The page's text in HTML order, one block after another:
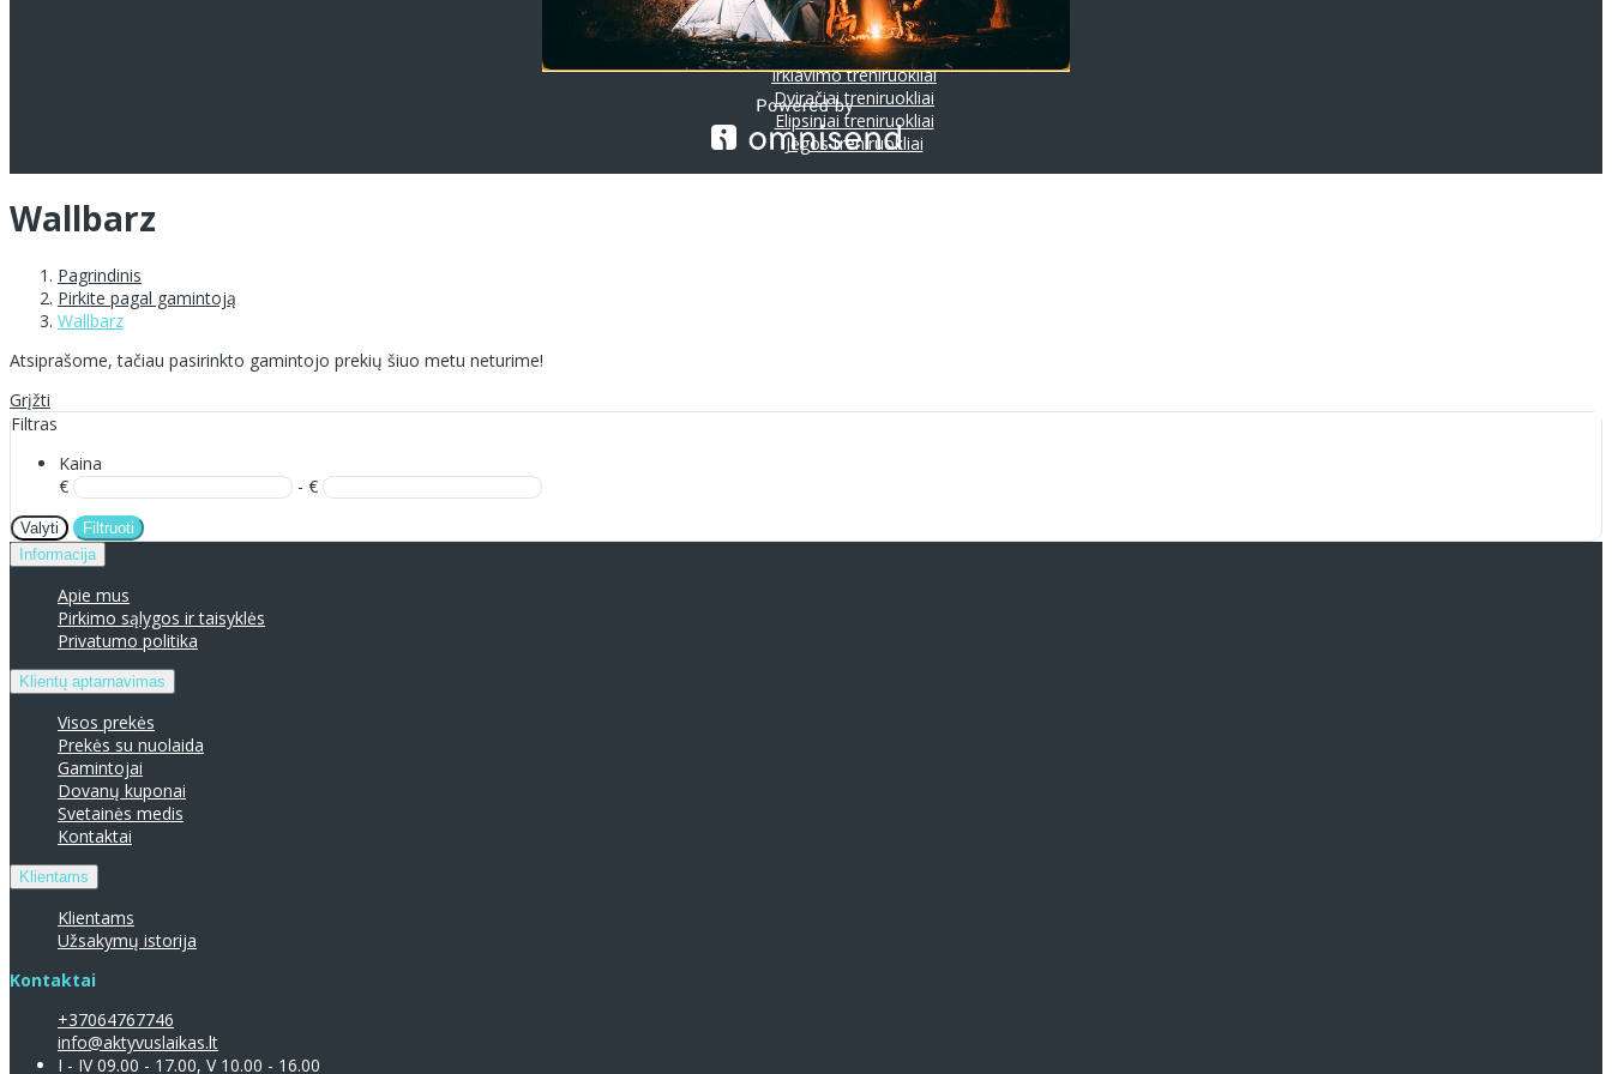
Treniruokliai
Bėgimo takeliai
Irklavimo treniruokliai
Dviračiai treniruokliai
Elipsiniai treniruokliai
Jėgos treniruokliai
Wallbarz
Pagrindinis
Pirkite pagal gamintoją
Wallbarz
Atsiprašome, tačiau pasirinkto gamintojo prekių šiuo metu neturime!
Grįžti
Filtras
Kaina
€
- €
Valyti
Filtruoti
Informacija
Apie mus
Pirkimo sąlygos ir taisyklės
Privatumo politika
Klientų aptarnavimas
Visos prekės
Prekės su nuolaida
Gamintojai
Dovanų kuponai
Svetainės medis
Kontaktai
Klientams
Klientams
Užsakymų istorija
Kontaktai
+37064767746
info@aktyvuslaikas.lt
I - IV 09.00 - 17.00, V 10.00 - 16.00